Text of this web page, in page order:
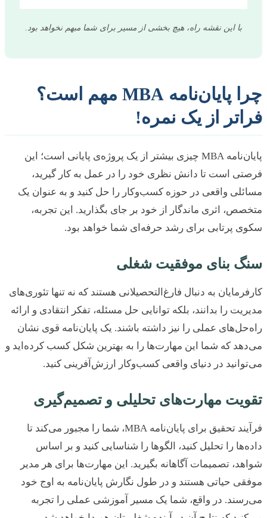
با این نقشه راه، هیچ بخشی از مسیر برای شما مبهم نخواهد بود.
چرا پایان‌نامه MBA مهم است؟
از یک نمره!
پایان‌نامه MBA چیزی بیشتر از یک پروژه‌ی پایانی است؛ این
است تا دانش نظری خود را در عمل به کار گیرید،
واقعی در حوزه کسب‌وکار را حل کنید و به عنوان یک
اثری ماندگار از خود بر جای بگذارید. این تجربه،
پرتابی برای رشد حرفه‌ای شما خواهد بود.
بنای موفقیت شغلی
به دنبال فارغ‌التحصیلانی هستند که نه تنها تئوری‌های
را بدانند، بلکه توانایی حل مسئله، تفکر انتقادی و ارائه
عملی را نیز داشته باشند. یک پایان‌نامه قوی نشان
که شما این مهارت‌ها را به بهترین شکل کسب کرده‌اید و
در دنیای واقعی کسب‌وکار ارزش‌آفرینی کنید.
مهارت‌های تحلیلی و تصمیم‌گیری
فرآیند تحقیق برای پایان‌نامه MBA، شما را مجبور می‌کند تا
را تحلیل کنید، الگوها را شناسایی کنید و بر اساس
تصمیمات آگاهانه بگیرید. این مهارت‌ها برای هر مدیر
حیاتی هستند و در طول نگارش پایان‌نامه به اوج خود
در واقع، شما یک مسیر آموزشی عملی را تجربه